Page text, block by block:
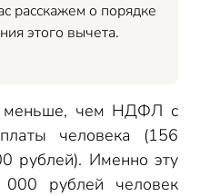
расскажем о порядке
этого вычета.
меньше, чем НДФЛ с
человека (156
Именно эту
рублей человек